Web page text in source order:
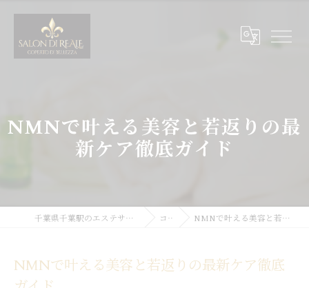
NMNで叶える美容と若返りの最
新ケア徹底ガイド
千葉県千葉駅のエステサロンならSALON DI REALE コラム NMNで叶える美容と若返りの最新ケア徹底ガイド
NMNで叶える美容と若返りの最新ケア徹底